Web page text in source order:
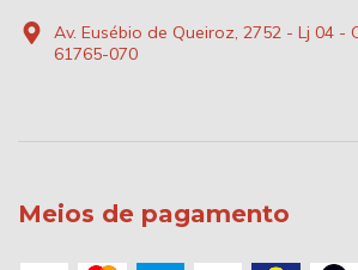
Av. Eusébio de Queiroz, 2752 - Lj 04 -
61765-070
Meios de pagamento